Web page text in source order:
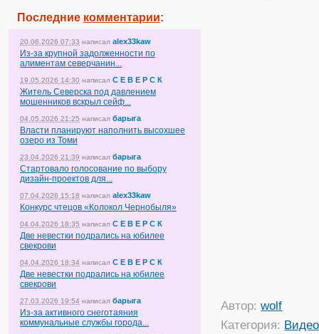
Последние комментарии:
20.06.2026 07:33 написал alex33kaw
Из-за крупной задолженности по
алиментам северчанин...
19.05.2026 14:30 написал С Е В Е Р С К
Житель Северска под давлением
мошенников вскрыл сейф...
04.05.2026 21:25 написал барыга
Власти планируют наполнить высохшее
озеро из Томи
23.04.2026 21:39 написал барыга
Стартовало голосование по выбору
дизайн-проектов для...
07.04.2026 15:18 написал alex33kaw
Конкурс чтецов «Колокол Чернобыля»
04.04.2026 18:35 написал С Е В Е Р С К
Две невестки подрались на юбилее
свекрови
04.04.2026 18:34 написал С Е В Е Р С К
Две невестки подрались на юбилее
свекрови
27.03.2026 19:54 написал барыга
Из-за активного снеготаяния
коммунальные службы города...
Автор:wolf
Категория: Видео